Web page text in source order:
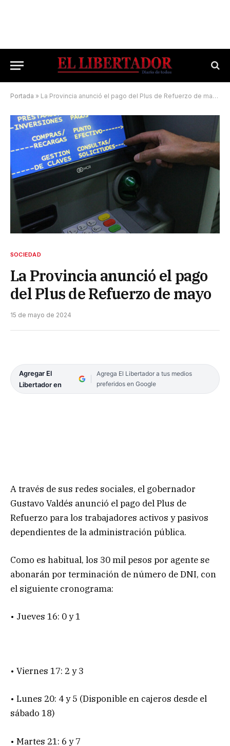
Portada » La Provincia anunció el pago del Plus de Refuerzo de mayo
SOCIEDAD
La Provincia anunció el pago
del Plus de Refuerzo de mayo
15 de mayo de 2024
Agregar El
Libertador en
Agrega El Libertador a tus medios
preferidos en Google
A través de sus redes sociales, el gobernador
Gustavo Valdés anunció el pago del Plus de
Refuerzo para los trabajadores activos y pasivos
dependientes de la administración pública.
Como es habitual, los 30 mil pesos por agente se
abonarán por terminación de número de DNI, con
el siguiente cronograma:
• Jueves 16: 0 y 1
• Viernes 17: 2 y 3
• Lunes 20: 4 y 5 (Disponible en cajeros desde el
sábado 18)
• Martes 21: 6 y 7